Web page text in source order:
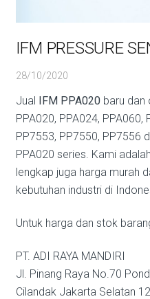
IFM PRESSURE
28/10/2020
Jual IFM PPA020baru dan
PPA020, PPA024, PPA060,
PP7553, PP7550, PP7556
PPA020 series. Kami
lengkap juga harga murah
kebutuhan industri di
Untuk harga dan stok
PT. ADI RAYA MANDIRI
Jl. Pinang Raya No.70
Cilandak Jakarta Selatan